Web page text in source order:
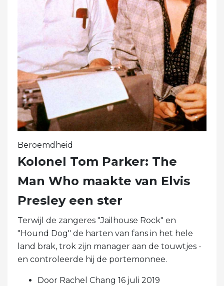
Beroemdheid
Kolonel Tom Parker: The
Man Who maakte van Elvis
Presley een ster
Terwijl de zangeres "Jailhouse Rock" en
"Hound Dog" de harten van fans in het hele
land brak, trok zijn manager aan de touwtjes -
en controleerde hij de portemonnee.
Door Rachel Chang 16 juli 2019